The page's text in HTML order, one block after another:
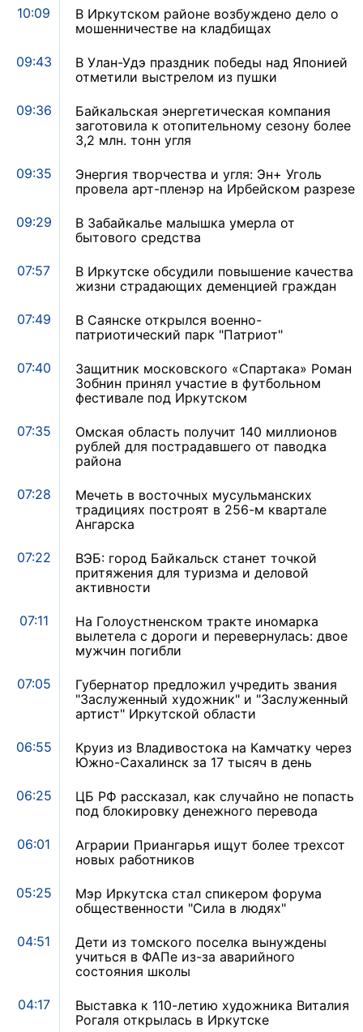
10:09
В Иркутском районе возбуждено дело о
мошенничестве на кладбищах
09:43
В Улан-Удэ праздник победы над Японией
отметили выстрелом из пушки
09:36
Байкальская энергетическая компания
заготовила к отопительному сезону более
3,2 млн. тонн угля
09:35
Энергия творчества и угля: Эн+ Уголь
провела арт-пленэр на Ирбейском разрезе
09:29
В Забайкалье малышка умерла от
бытового средства
07:57
В Иркутске обсудили повышение качества
жизни страдающих деменцией граждан
07:49
В Саянске открылся военно-
патриотический парк "Патриот"
07:40
Защитник московского «Спартака» Роман
Зобнин принял участие в футбольном
фестивале под Иркутском
07:35
Омская область получит 140 миллионов
рублей для пострадавшего от паводка
района
07:28
Мечеть в восточных мусульманских
традициях построят в 256-м квартале
Ангарска
07:22
ВЭБ: город Байкальск станет точкой
притяжения для туризма и деловой
активности
07:11
На Голоустненском тракте иномарка
вылетела с дороги и перевернулась: двое
мужчин погибли
07:05
Губернатор предложил учредить звания
"Заслуженный художник" и "Заслуженный
артист" Иркутской области
06:55
Круиз из Владивостока на Камчатку через
Южно-Сахалинск за 17 тысяч в день
06:25
ЦБ РФ рассказал, как случайно не попасть
под блокировку денежного перевода
06:01
Аграрии Приангарья ищут более трехсот
новых работников
05:25
Мэр Иркутска стал спикером форума
общественности "Сила в людях"
04:51
Дети из томского поселка вынуждены
учиться в ФАПе из-за аварийного
состояния школы
04:17
Выставка к 110-летию художника Виталия
Рогаля открылась в Иркутске